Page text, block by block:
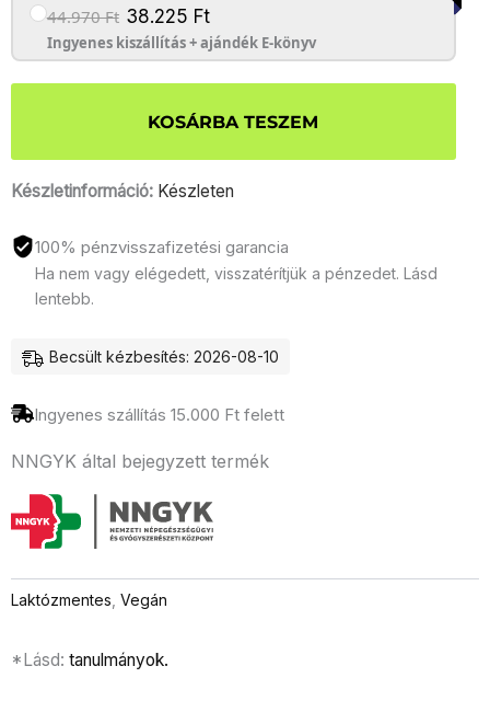
44.970 Ft 38.225 Ft
Ingyenes kiszállítás + ajándék E-könyv
KOSÁRBA TESZEM
Készletinformáció: Készleten
100% pénzvisszafizetési garancia
Ha nem vagy elégedett, visszatérítjük a pénzedet. Lásd
lentebb.
Becsült kézbesítés: 2026-08-10
Ingyenes szállítás 15.000 Ft felett
NNGYK által bejegyzett termék
Laktózmentes Vegán
*Lásd: tanulmányok.